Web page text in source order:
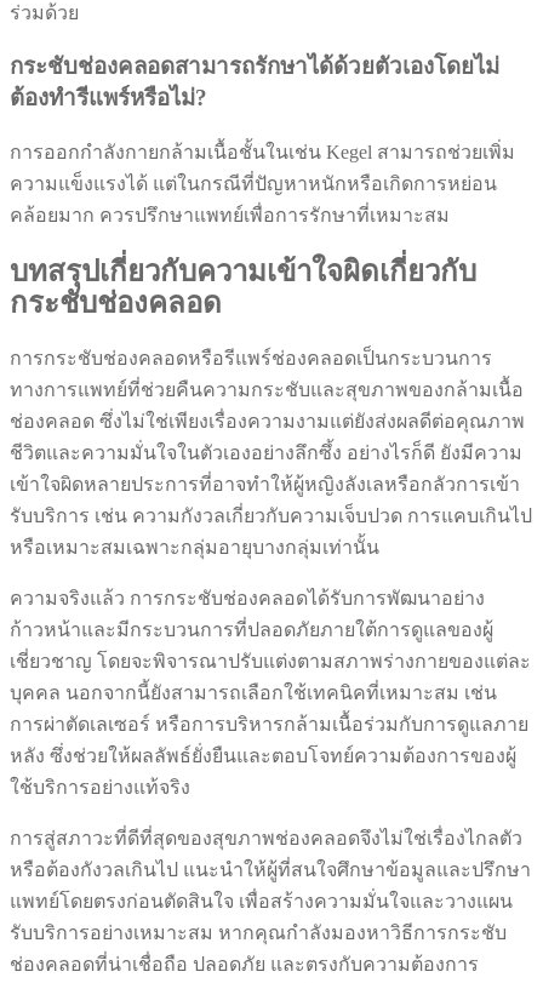
ร่วมด้วย
กระชับช่องคลอดสามารถรักษาได้ด้วยตัวเองโดยไม่
ต้องทำรีแพร์หรือไม่?
การออกกำลังกายกล้ามเนื้อชั้นในเช่น Kegel สามารถช่วยเพิ่ม
ความแข็งแรงได้ แต่ในกรณีที่ปัญหาหนักหรือเกิดการหย่อน
คล้อยมาก ควรปรึกษาแพทย์เพื่อการรักษาที่เหมาะสม
บทสรุปเกี่ยวกับความเข้าใจผิดเกี่ยวกับ
กระชับช่องคลอด
การกระชับช่องคลอดหรือรีแพร์ช่องคลอดเป็นกระบวนการ
ทางการแพทย์ที่ช่วยคืนความกระชับและสุขภาพของกล้ามเนื้อ
ช่องคลอด ซึ่งไม่ใช่เพียงเรื่องความงามแต่ยังส่งผลดีต่อคุณภาพ
ชีวิตและความมั่นใจในตัวเองอย่างลึกซึ้ง อย่างไรก็ดี ยังมีความ
เข้าใจผิดหลายประการที่อาจทำให้ผู้หญิงลังเลหรือกลัวการเข้า
รับบริการ เช่น ความกังวลเกี่ยวกับความเจ็บปวด การแคบเกินไป
หรือเหมาะสมเฉพาะกลุ่มอายุบางกลุ่มเท่านั้น
ความจริงแล้ว การกระชับช่องคลอดได้รับการพัฒนาอย่าง
ก้าวหน้าและมีกระบวนการที่ปลอดภัยภายใต้การดูแลของผู้
เชี่ยวชาญ โดยจะพิจารณาปรับแต่งตามสภาพร่างกายของแต่ละ
บุคคล นอกจากนี้ยังสามารถเลือกใช้เทคนิคที่เหมาะสม เช่น
การผ่าตัดเลเซอร์ หรือการบริหารกล้ามเนื้อร่วมกับการดูแลภาย
หลัง ซึ่งช่วยให้ผลลัพธ์ยั่งยืนและตอบโจทย์ความต้องการของผู้
ใช้บริการอย่างแท้จริง
การสู่สภาวะที่ดีที่สุดของสุขภาพช่องคลอดจึงไม่ใช่เรื่องไกลตัว
หรือต้องกังวลเกินไป แนะนำให้ผู้ที่สนใจศึกษาข้อมูลและปรึกษา
แพทย์โดยตรงก่อนตัดสินใจ เพื่อสร้างความมั่นใจและวางแผน
รับบริการอย่างเหมาะสม หากคุณกำลังมองหาวิธีการกระชับ
ช่องคลอดที่น่าเชื่อถือ ปลอดภัย และตรงกับความต้องการ